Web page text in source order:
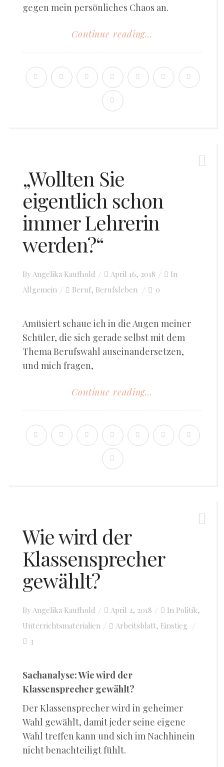
gegen mein persönliches Chaos an.
Continue reading...
„Wollten Sie
eigentlich schon
immer Lehrerin
werden?“
ByAngelika Kaufhold
Posted
on
April 16, 2018
In
Allgemein
Beruf, Berufsleben 0
Amüsiert schaue ich in die Augen meiner
Schüler, die sich gerade selbst mit dem
Thema Berufswahl auseinandersetzen,
und mich fragen,
Continue reading...
Wie wird der
Klassensprecher
gewählt?
ByAngelika Kaufhold
Posted
on
April 2, 2018 In Politik,
Unterrichtsmaterialien
Arbeitsblatt, Einstieg
3
Sachanalyse: Wie wird der
Klassensprecher gewählt?
Der Klassensprecher wird in geheimer
Wahl gewählt, damit jeder seine eigene
Wahl treffen kann und sich im Nachhinein
nicht benachteiligt fühlt.